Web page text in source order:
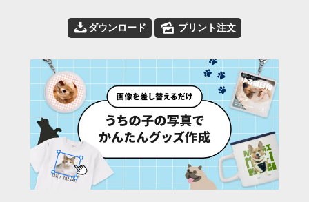
📥ダウンロード 🌄 プリント注文